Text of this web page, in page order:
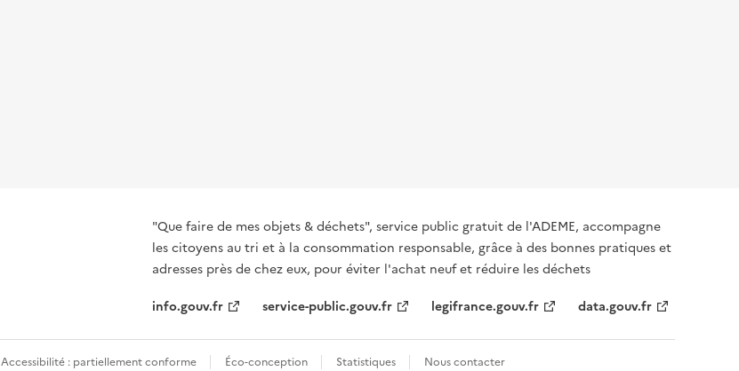
"Que faire de mes objets & déchets", service public gratuit de l'ADEME, accompagne
les citoyens au tri et à la consommation responsable, grâce à des bonnes pratiques et
adresses près de chez eux, pour éviter l'achat neuf et réduire les déchets
info.gouv.fr
service-public.gouv.fr legifrance.gouv.fr data.gouv.fr
Accessibilité : partiellement conforme Éco-conception Statistiques Nous contacter